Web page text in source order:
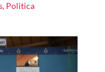
, Politica